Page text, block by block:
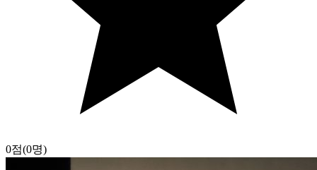
0점(0명)